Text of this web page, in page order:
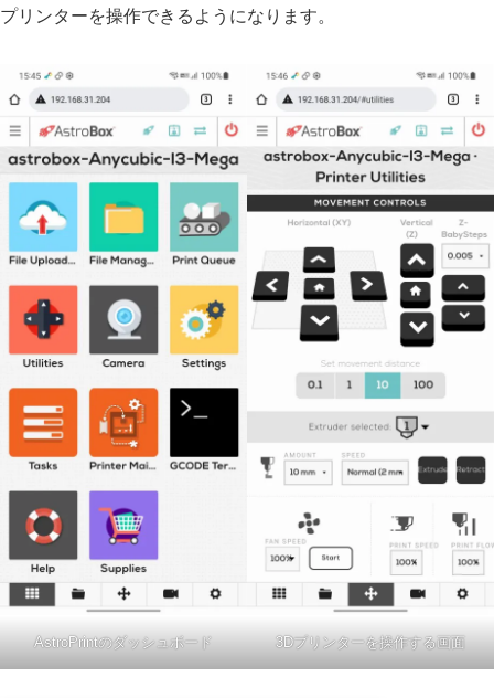
プリンターを操作できるようになります。
AstroPrintのダッシュボード 3Dプリンターを操作する画面